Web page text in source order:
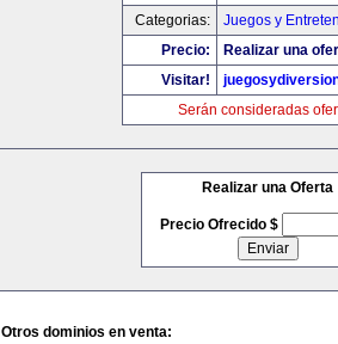
Categorias:
Juegos y
Precio:
Realizar una
Visitar!
Serán consideradas
Realizar una Oferta
Precio Ofrecido $
Otros dominios en venta: